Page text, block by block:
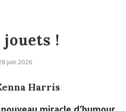
jouets !
juin 2026
Harris